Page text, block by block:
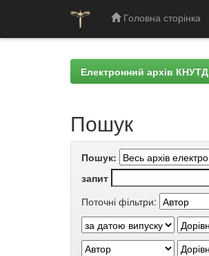
Головна сторінка
Електронний архів КНУТД
Пошук
Пошук:
запит
Поточні фільтри: